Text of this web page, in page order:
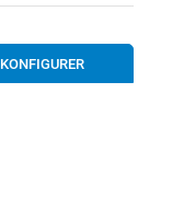
KONFIGURER